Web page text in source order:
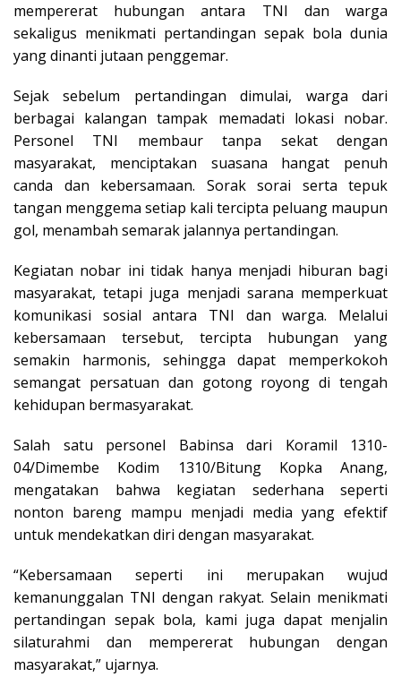
mempererat hubungan antara TNI dan warga
sekaligus menikmati pertandingan sepak bola dunia
yang dinanti jutaan penggemar.
Sejak sebelum pertandingan dimulai, warga dari
berbagai kalangan tampak memadati lokasi nobar.
Personel TNI membaur tanpa sekat dengan
masyarakat, menciptakan suasana hangat penuh
canda dan kebersamaan. Sorak sorai serta tepuk
tangan menggema setiap kali tercipta peluang maupun
gol, menambah semarak jalannya pertandingan.
Kegiatan nobar ini tidak hanya menjadi hiburan bagi
masyarakat, tetapi juga menjadi sarana memperkuat
komunikasi sosial antara TNI dan warga. Melalui
kebersamaan tersebut, tercipta hubungan yang
semakin harmonis, sehingga dapat memperkokoh
semangat persatuan dan gotong royong di tengah
kehidupan bermasyarakat.
Salah satu personel Babinsa dari Koramil 1310-
04/Dimembe Kodim 1310/Bitung Kopka Anang,
mengatakan bahwa kegiatan sederhana seperti
nonton bareng mampu menjadi media yang efektif
untuk mendekatkan diri dengan masyarakat.
“Kebersamaan seperti ini merupakan wujud
kemanunggalan TNI dengan rakyat. Selain menikmati
pertandingan sepak bola, kami juga dapat menjalin
silaturahmi dan mempererat hubungan dengan
masyarakat,” ujarnya.